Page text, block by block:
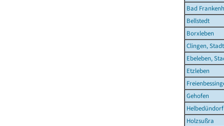
Bad
Bellstedt
Borxleben
Clingen, Stadt
Ebeleben,
Etzleben
Gehofen
Helbedündorf
Holzsußra